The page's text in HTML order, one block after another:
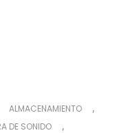
ALMACENAMIENTO ,
DE SONIDO ,